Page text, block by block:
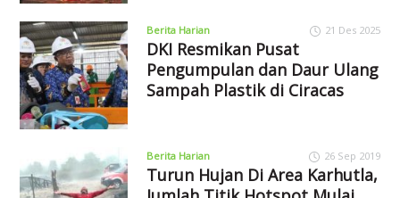
Berita Harian 21 Des 2025
DKI Resmikan Pusat
Pengumpulan dan Daur Ulang
Sampah Plastik di Ciracas
Berita Harian 26 Sep 2019
Turun Hujan Di Area Karhutla,